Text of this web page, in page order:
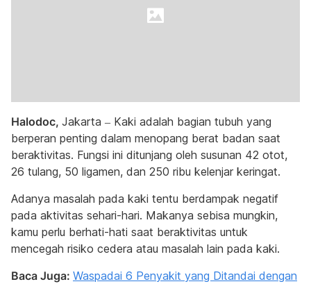
Halodoc, Jakarta – Kaki adalah bagian tubuh yang
berperan penting dalam menopang berat badan saat
beraktivitas. Fungsi ini ditunjang oleh susunan 42 otot,
26 tulang, 50 ligamen, dan 250 ribu kelenjar keringat.
Adanya masalah pada kaki tentu berdampak negatif
pada aktivitas sehari-hari. Makanya sebisa mungkin,
kamu perlu berhati-hati saat beraktivitas untuk
mencegah risiko cedera atau masalah lain pada kaki.
Baca Juga: Waspadai 6 Penyakit yang Ditandai dengan